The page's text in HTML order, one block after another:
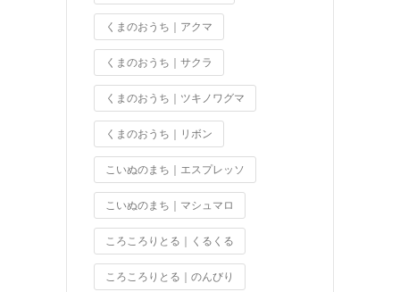
くまのおうち｜アクマ
くまのおうち｜サクラ
くまのおうち｜ツキノワグマ
くまのおうち｜リボン
こいぬのまち｜エスプレッソ
こいぬのまち｜マシュマロ
ころころりとる｜くるくる
ころころりとる｜のんびり